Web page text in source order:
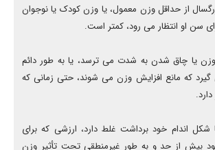
از حداقل وزن معمول، یا وزن کودک یا نوجوان
سن او انتظار می رود، کمتر است.
وزن یا چاق شدن به شدت می ترسد، یا به طور دائم
که مانع افزایش وزن می شوند، حتی زمانی که
شکل اندام خود برداشت غلط دارد، ارزشی که برای
بیش از حد و به طور غیرمنطقی تحت تأثير وزن